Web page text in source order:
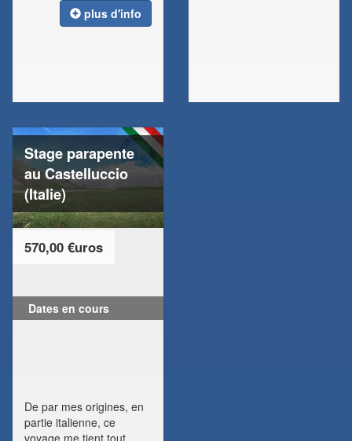
plus d'info
Stage parapente
au Castelluccio
(Italie)
570,00 €uros
Dates en cours
De par mes origines, en
partie italienne, ce
voyage me tient tout